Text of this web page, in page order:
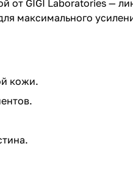
от GIGI Laboratories —
максимального
кожи.